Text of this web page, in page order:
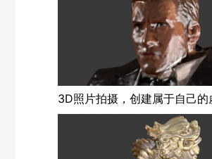
3D照片拍摄，创建属于自己的